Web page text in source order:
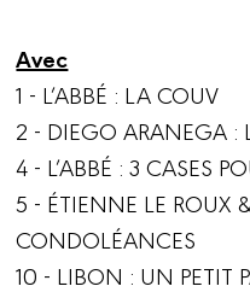
Avec
1 - L’ABBÉ : LA COUV
2 - DIEGO ARANEGA :
4 - L’ABBÉ : 3 CASES
5 - ÉTIENNE LE ROUX
CONDOLÉANCES
10 - LIBON : UN PETIT